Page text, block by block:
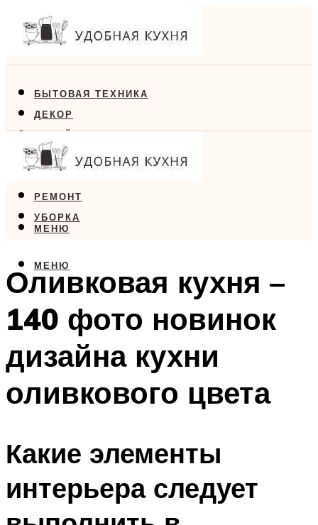
БЫТОВАЯ ТЕХНИКА
ДЕКОР
ДИЗАЙН
ЕДА
РЕМОНТ
УБОРКА
МЕНЮ
МЕНЮ
Оливковая кухня –
140 фото новинок
дизайна кухни
оливкового цвета
Какие элементы
интерьера следует